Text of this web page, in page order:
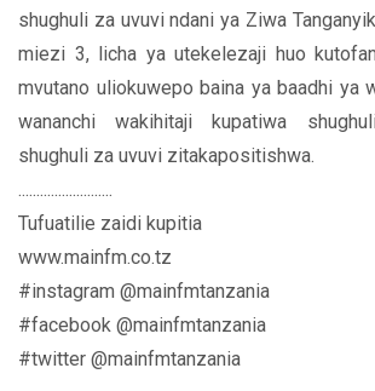
shughuli za uvuvi ndani ya Ziwa
miezi 3, licha ya utekelezaji huo
mvutano uliokuwepo baina ya baadhi ya
wananchi wakihitaji kupatiwa
shughuli za uvuvi zitakapositishwa.
..........................
Tufuatilie zaidi kupitia
www.mainfm.co.tz
#instagram @mainfmtanzania
#facebook @mainfmtanzania
#twitter @mainfmtanzania